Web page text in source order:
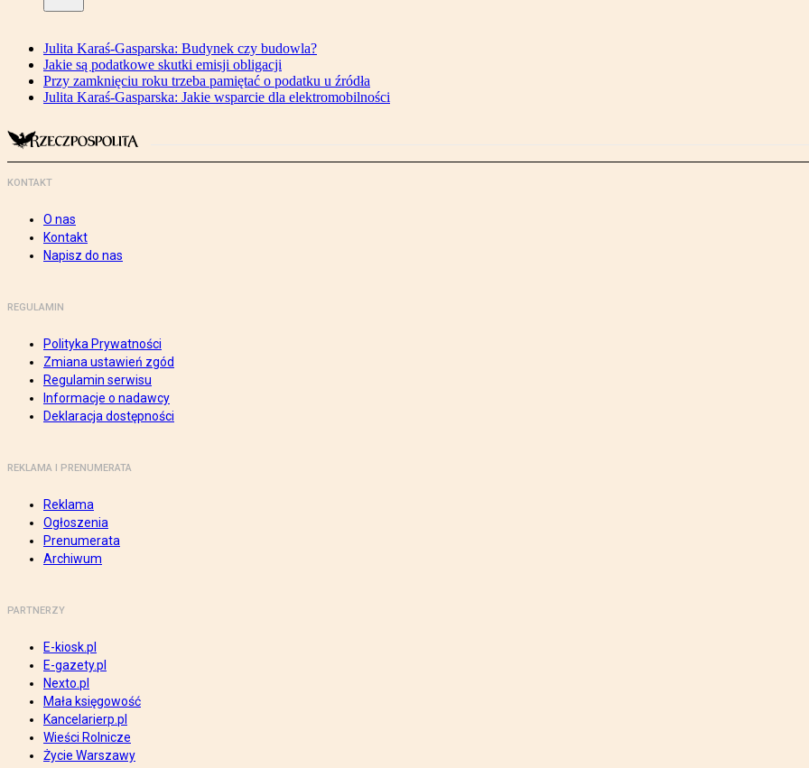
Julita Karaś-Gasparska: Budynek czy budowla?
Jakie są podatkowe skutki emisji obligacji
Przy zamknięciu roku trzeba pamiętać o podatku u źródła
Julita Karaś-Gasparska: Jakie wsparcie dla elektromobilności
KONTAKT
O nas
Kontakt
Napisz do nas
REGULAMIN
Polityka Prywatności
Zmiana ustawień zgód
Regulamin serwisu
Informacje o nadawcy
Deklaracja dostępności
REKLAMA I PRENUMERATA
Reklama
Ogłoszenia
Prenumerata
Archiwum
PARTNERZY
E-kiosk.pl
E-gazety.pl
Nexto.pl
Mała księgowość
Kancelarierp.pl
Wieści Rolnicze
Życie Warszawy